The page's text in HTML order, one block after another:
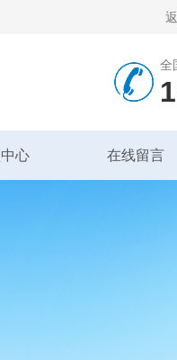
全
心 在线留言